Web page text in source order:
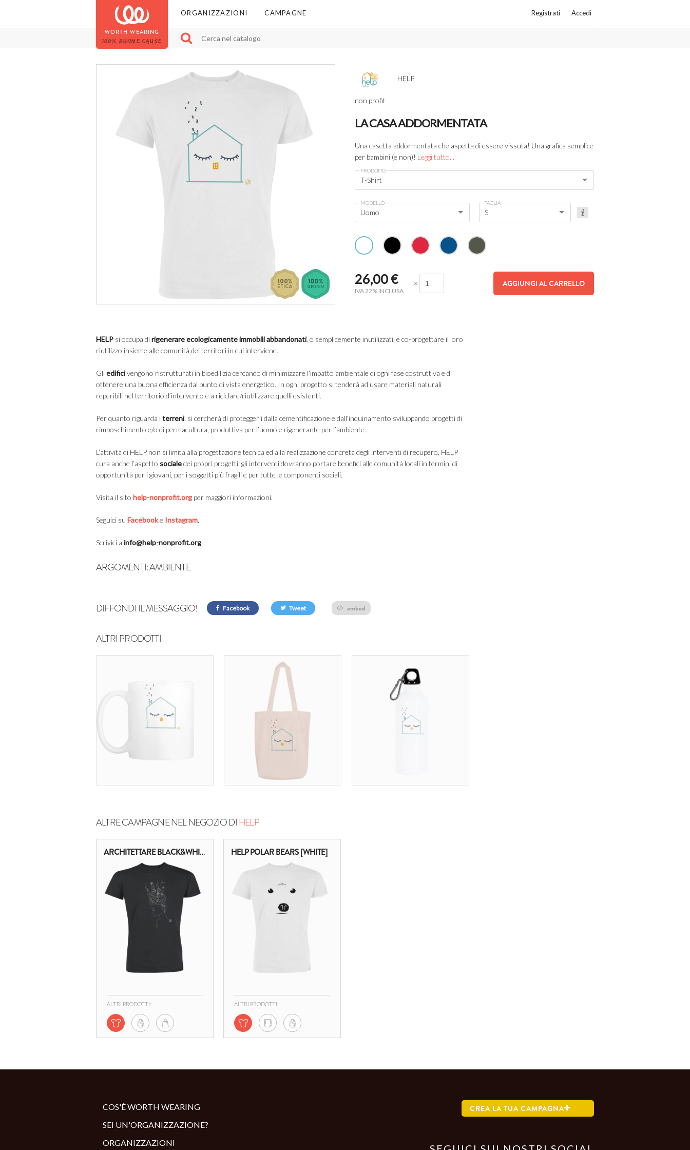
WORTH WEARING
100% BUONE CAUSE
Registrati Accedi
ORGANIZZAZIONI CAMPAGNE
HELP
non profit
LA CASA ADDORMENTATA
Una casetta addormentata che aspetta di essere vissuta! Una grafica semplice
per bambini (e non)! Leggi tutto...
PRODOTTO
T-Shirt
MODELLO
Uomo
TAGLIA
S
26,00€
IVA 22% INCLUSA
× AGGIUNGI AL CARRELLO
HELP si occupa dirigenerare ecologicamente immobili abbandonati, o semplicemente inutilizzati, e co-progettare il loro
riutilizzo insieme alle comunità dei territori in cui interviene.
Gliedificivengono ristrutturati in bioedilizia cercando di minimizzare l’impatto ambientale di ogni fase costruttiva e di
ottenere una buona efficienza dal punto di vista energetico. In ogni progetto si tenderà ad usare materiali naturali
reperibili nel territorio d’intervento e a riciclare/riutilizzare quelli esistenti.
Per quanto riguarda iterreni, si cercherà di proteggerli dalla cementificazione e dall’inquinamento sviluppando progetti di
rimboschimento e/o di permacultura, produttiva per l’uomo e rigenerante per l’ambiente.
L’attività di HELP non si limita alla progettazione tecnica ed alla realizzazione concreta degli interventi di recupero, HELP
cura anche l’aspetto socialedei propri progetti: gli interventi dovranno portare benefici alle comunità locali in termini di
opportunità per i giovani, per i soggetti più fragili e per tutte le componenti sociali.
Visita il sito help-nonprofit.org per maggiori informazioni.
Seguici su Facebooke Instagram.
Scrivici a info@help-nonprofit.org.
ARGOMENTI:AMBIENTE
DIFFONDI IL MESSAGGIO! Facebook Tweet embed
ALTRI PRODOTTI
ALTRE CAMPAGNE NEL NEGOZIO DIHELP
ARCHITETTARE BLACK&WHITE
ALTRI PRODOTTI:
HELP POLAR BEARS [WHITE]
ALTRI PRODOTTI:
COS'È WORTH WEARING
SEI UN'ORGANIZZAZIONE?
ORGANIZZAZIONI
CREA LA TUA CAMPAGNA